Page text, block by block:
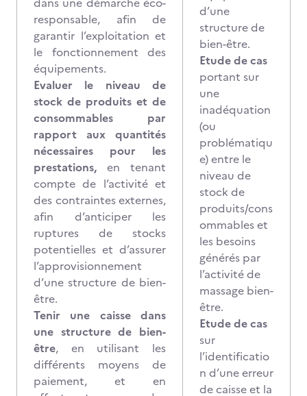
responsable, afin de
garantir l’exploitation et
le fonctionnement des
équipements.
Evaluer le niveau de
stock de produits et de
consommables par
rapport aux quantités
nécessaires pour les
prestations, en tenant
compte de l’activité et
des contraintes externes,
afin d’anticiper les
ruptures de stocks
potentielles et d’assurer
l’approvisionnement
d’une structure de bien-
être.
Tenir une caisse dans
une structure de bien-
être, en utilisant les
différents moyens de
paiement, et en
d’une
structure de
bien-être.
Etude de cas
portant sur
une
inadéquation
(ou
problématiqu
e) entre le
niveau de
stock de
produits/cons
ommables et
les besoins
générés par
l’activité de
massage bien-
être.
Etude de cas
sur
l’identificatio
n d’une erreur
de caisse et la